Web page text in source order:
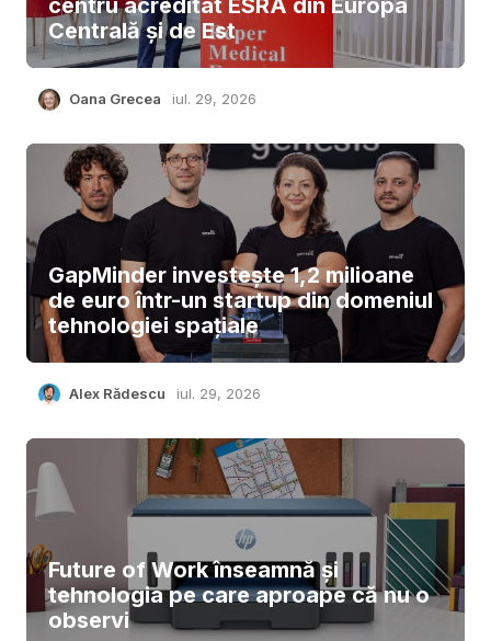
centru acreditat ESRA din Europa
Centrală și de Est
Oana Grecea iul. 29, 2026
GapMinder investește 1,2 milioane
de euro într-un startup din domeniul
tehnologiei spațiale
Alex Rădescu iul. 29, 2026
Future of Work înseamnă și
tehnologia pe care aproape că nu o
observi